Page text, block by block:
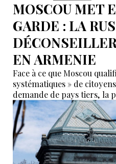
MOSCOU MET
GARDE : LA
EN ARMENIE
Face à ce que Moscou
systématiques » de
demande de pays tiers, la
Fédération, Valentina
en garde à Erevan. Selon
poursuit, la Russie pourrait
ressortissants de renoncer